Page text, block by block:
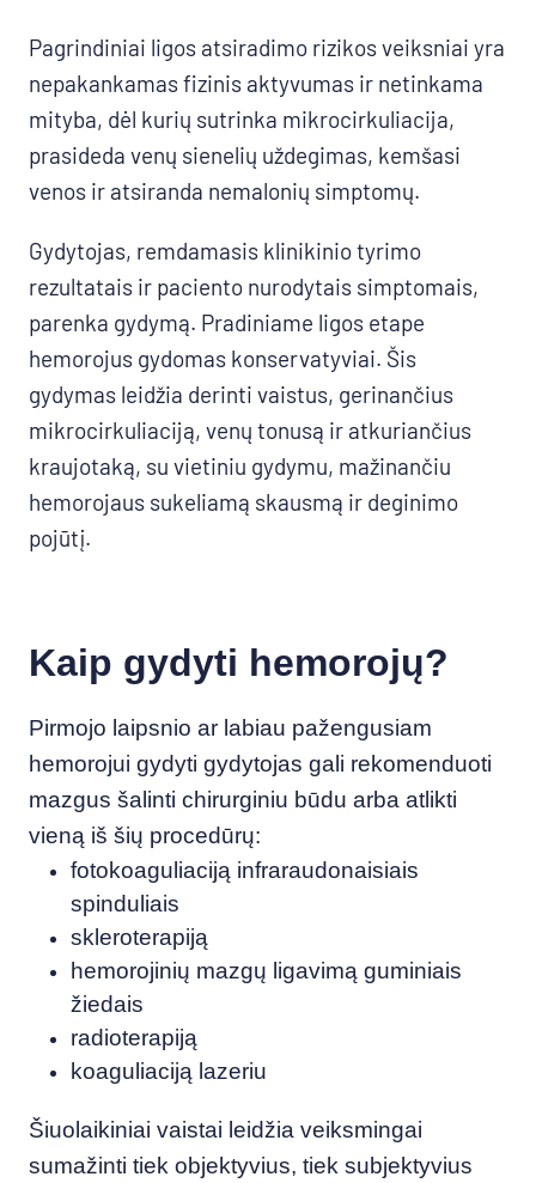
Pagrindiniai ligos atsiradimo rizikos veiksniai yra
nepakankamas fizinis aktyvumas ir netinkama
mityba, dėl kurių sutrinka mikrocirkuliacija,
prasideda venų sienelių uždegimas, kemšasi
venos ir atsiranda nemalonių simptomų.
Gydytojas, remdamasis klinikinio tyrimo
rezultatais ir paciento nurodytais simptomais,
parenka gydymą. Pradiniame ligos etape
hemorojus gydomas konservatyviai. Šis
gydymas leidžia derinti vaistus, gerinančius
mikrocirkuliaciją, venų tonusą ir atkuriančius
kraujotaką, su vietiniu gydymu, mažinančiu
hemorojaus sukeliamą skausmą ir deginimo
pojūtį.
Kaip gydyti hemorojų?
Pirmojo laipsnio ar labiau pažengusiam
hemorojui gydyti gydytojas gali rekomenduoti
mazgus šalinti chirurginiu būdu arba atlikti
vieną iš šių procedūrų:
fotokoaguliaciją infraraudonaisiais
spinduliais
skleroterapiją
hemorojinių mazgų ligavimą guminiais
žiedais
radioterapiją
koaguliaciją lazeriu
Šiuolaikiniai vaistai leidžia veiksmingai
sumažinti tiek objektyvius, tiek subjektyvius